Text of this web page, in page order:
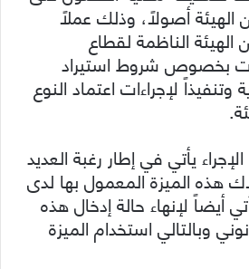
أصولاً، وذلك عملاً
الهيئة الناظمة لقطاع
بخصوص شروط استيراد
وتنفيذاً لإجراءات اعتماد النوع
.
يأتي في إطار رغبة العديد
هذه الميزة المعمول بها لدى
أيضاً لإنهاء حالة إدخال هذه
وبالتالي استخدام الميزة